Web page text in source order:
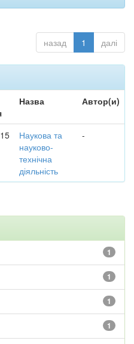
назад 1 далі
Назва Автор(и)
Наукова та
науково-
технічна
діяльність
-
1
1
1
1